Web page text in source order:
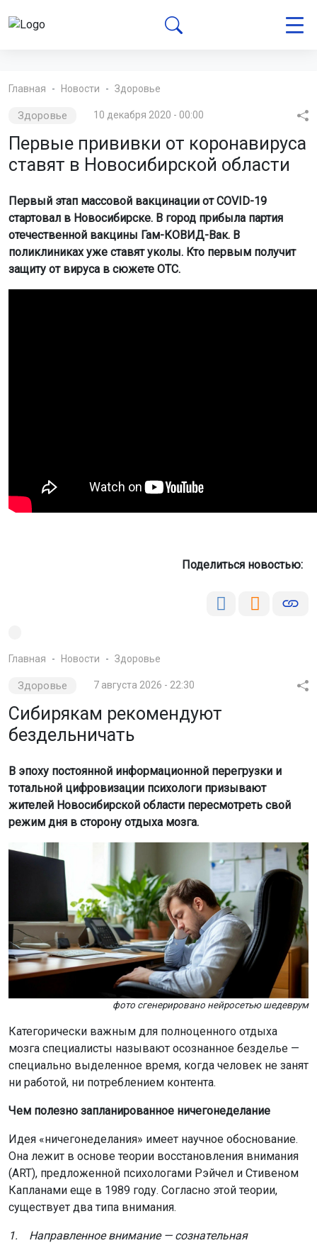
Главная Новости Здоровье
Здоровье 10 декабря 2020 - 00:00
Первые прививки от коронавируса
ставят в Новосибирской области
Первый этап массовой вакцинации от COVID-19
стартовал в Новосибирске. В город прибыла партия
отечественной вакцины Гам-КОВИД-Вак. В
поликлиниках уже ставят уколы. Кто первым получит
защиту от вируса в сюжете ОТС.
Поделиться новостью:
Главная Новости Здоровье
Здоровье 7 августа 2026 - 22:30
Сибирякам рекомендуют
бездельничать
В эпоху постоянной информационной перегрузки и
тотальной цифровизации психологи призывают
жителей Новосибирской области пересмотреть свой
режим дня в сторону отдыха мозга.
фото сгенерировано нейросетью шедеврум
Категорически важным для полноценного отдыха
мозга специалисты называют осознанное безделье —
специально выделенное время, когда человек не занят
ни работой, ни потреблением контента.
Чем полезно запланированное ничегонеделание
Идея «ничегонеделания» имеет научное обоснование.
Она лежит в основе теории восстановления внимания
(ART), предложенной психологами Рэйчел и Стивеном
Капланами еще в 1989 году. Согласно этой теории,
существует два типа внимания.
1. Направленное внимание — сознательная